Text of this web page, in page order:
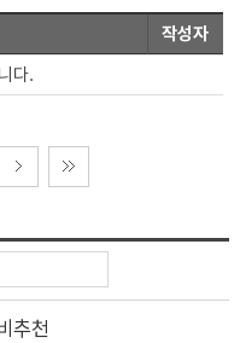
작성자
다.
추천